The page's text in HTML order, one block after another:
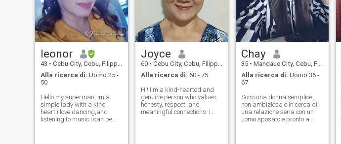
leonor
43 • Cebu City, Cebu, Filippine
Alla ricerca di: Uomo 25 -
50
Hello my superman, im a
simple lady with a kind
heart.i love dancing,and
listening to music i can be
Joyce
60 • Cebu City, Cebu, Filippine
Alla ricerca di: 60 - 75
Hi! I'm a kind-hearted and
genuine person who values
honesty, respect, and
meaningful connections. I
Chay
35 • Mandaue City, Cebu, Filippine
Alla ricerca di: Uomo 36 -
67
Sono una donna semplice,
non ambiziosa e in cerca di
una relazione seria con un
uomo sposato e pronto a